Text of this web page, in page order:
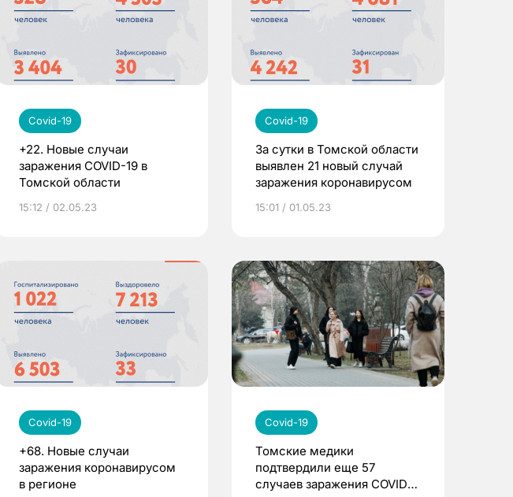
Covid-19
+22. Новые случаи
заражения COVID-19 в
Томской области
15:12 / 02.05.23
Covid-19
За сутки в Томской области
выявлен 21 новый случай
заражения коронавирусом
15:01 / 01.05.23
Covid-19
+68. Новые случаи
заражения коронавирусом
в регионе
Covid-19
Томские медики
подтвердили еще 57
случаев заражения COVID-